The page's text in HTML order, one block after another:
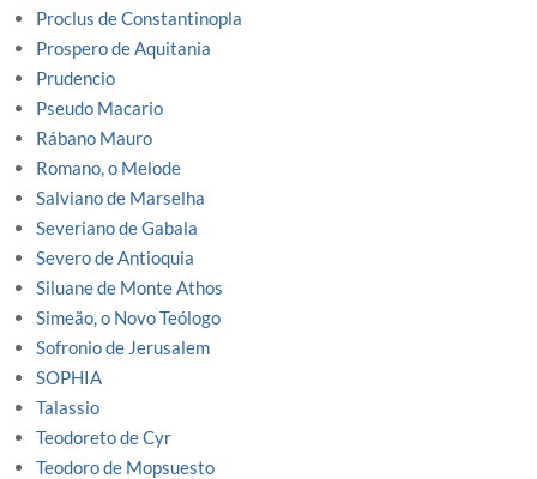
Proclus de Constantinopla
Prospero de Aquitania
Prudencio
Pseudo Macario
Rábano Mauro
Romano, o Melode
Salviano de Marselha
Severiano de Gabala
Severo de Antioquia
Siluane de Monte Athos
Simeão, o Novo Teólogo
Sofronio de Jerusalem
SOPHIA
Talassio
Teodoreto de Cyr
Teodoro de Mopsuesto